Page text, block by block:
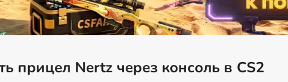
прицел Nertz через консоль в CS2